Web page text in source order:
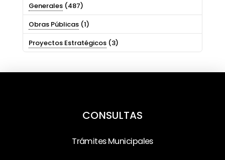
Generales(487)
Obras Públicas(1)
Proyectos Estratégicos(3)
CONSULTAS
Trámites Municipales